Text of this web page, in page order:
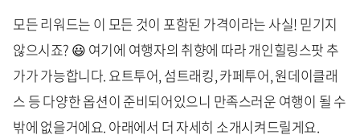
모든 리워드는 이 모든 것이 포함된 가격이라는 사실! 믿기지
않으시죠? 😃 여기에 여행자의 취향에 따라 개인힐링스팟 추
가가 가능합니다. 요트투어, 섬트래킹, 카페투어, 원데이클래
스 등 다양한 옵션이 준비되어있으니 만족스러운 여행이 될 수
밖에 없을거에요. 아래에서 더 자세히 소개시켜드릴게요.